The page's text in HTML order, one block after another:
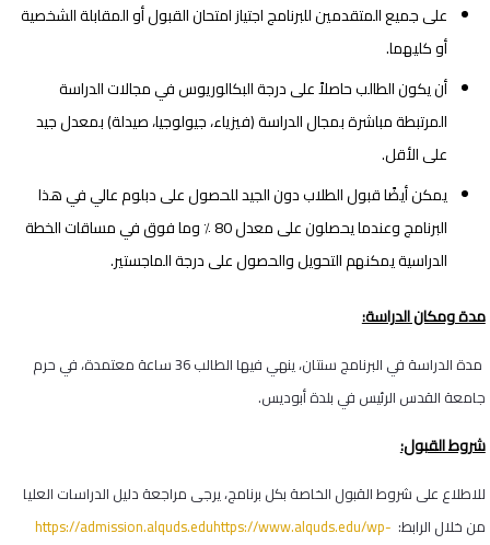
على جميع المتقدمين للبرنامج اجتياز امتحان القبول أو المقابلة الشخصية
أو كليهما.
أن يكون الطالب حاصلاً على درجة البكالوريوس في مجالات الدراسة
المرتبطة مباشرة بمجال الدراسة (فيزياء، جيولوجيا، صيدلة) بمعدل جيد
على الأقل.
يمكن أيضًا قبول الطلاب دون الجيد للحصول على دبلوم عالي في هذا
البرنامج وعندما يحصلون على معدل 80 ٪ وما فوق في مساقات الخطة
الدراسية يمكنهم التحويل والحصول على درجة الماجستير.
مدة ومكان الدراسة:
مدة الدراسة في البرنامج سنتان، ينهي فيها الطالب 36 ساعة معتمدة، في حرم
جامعة القدس الرئيس في بلدة أبوديس.
شروط القبول:
للاطلاع على شروط القبول الخاصة بكل برنامج، يرجى مراجعة دليل الدراسات العليا
من خلال الرابط: https://admission.alquds.eduhttps://www.alquds.edu/wp-